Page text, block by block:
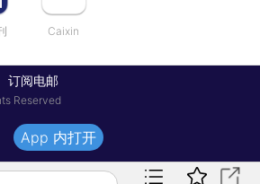
Caixin
订阅电邮
Reserved
App 内打开